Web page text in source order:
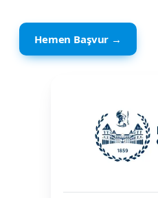
Hemen Başvur →